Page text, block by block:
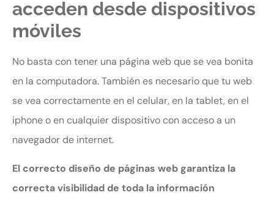
acceden desde dispositivos
móviles
No basta con tener una página web que se vea bonita
en la computadora. También es necesario que tu web
se vea correctamente en el celular, en la tablet, en el
iphone o en cualquier dispositivo con acceso a un
navegador de internet.
El correcto diseño de páginas web garantiza la
correcta visibilidad de toda la información